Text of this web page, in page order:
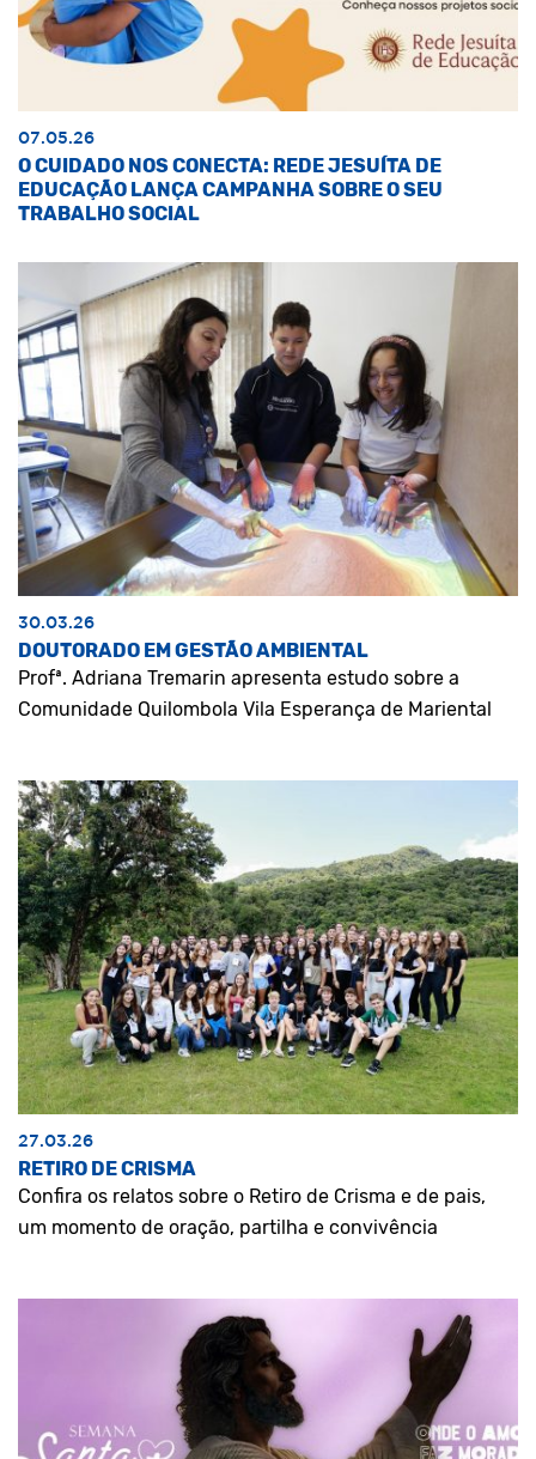
07.05.26
O CUIDADO NOS CONECTA: REDE JESUÍTA DE
EDUCAÇÃO LANÇA CAMPANHA SOBRE O SEU
TRABALHO SOCIAL
30.03.26
DOUTORADO EM GESTÃO AMBIENTAL
Profª. Adriana Tremarin apresenta estudo sobre a
Comunidade Quilombola Vila Esperança de Mariental
27.03.26
RETIRO DE CRISMA
Confira os relatos sobre o Retiro de Crisma e de pais,
um momento de oração, partilha e convivência